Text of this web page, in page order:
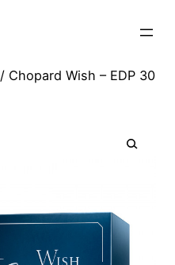
/ Chopard Wish – EDP 30